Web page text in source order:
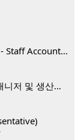
[서북미 H마트 본부] 재무회계팀 채용 공고 - Staff Accountant
[그린라이프] 오피스 매니저 & 제조부 QC 매니저 및 생산직, 웨어하우스 직원 모집